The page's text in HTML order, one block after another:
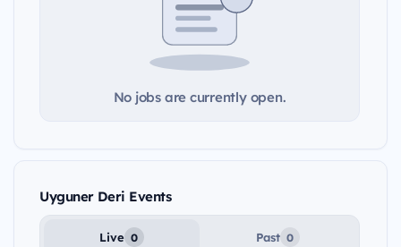
No jobs are currently open.
Uyguner Deri Events
Live 0 Past 0